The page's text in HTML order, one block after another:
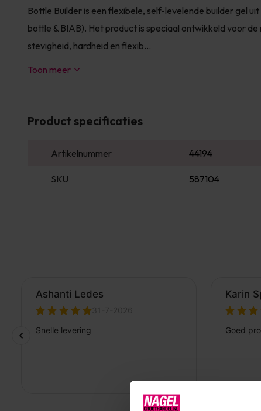
Bottle Builder is een flexibele, self-levelende builder gel
bottle & BIAB). Het product is speciaal ontwikkeld voor
stevigheid, hardheid en flexib...
Toon meer
Product specificaties
Artikelnummer 44194
SKU 587104